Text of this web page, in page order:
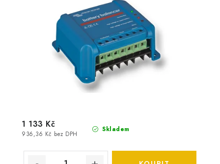
Skladem
936,36 Kč bez DPH
1 133 Kč